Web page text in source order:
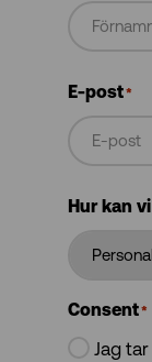
E-post*
Hur kan
Consent*
Jag